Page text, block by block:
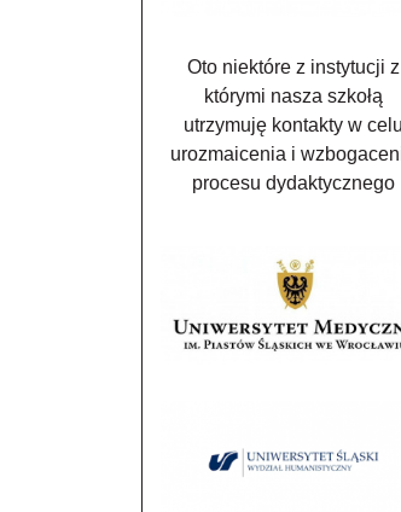
Oto niektóre z instytucji z
którymi nasza szkołą
utrzymuję kontakty w celu
urozmaicenia i
procesu dydaktycznego